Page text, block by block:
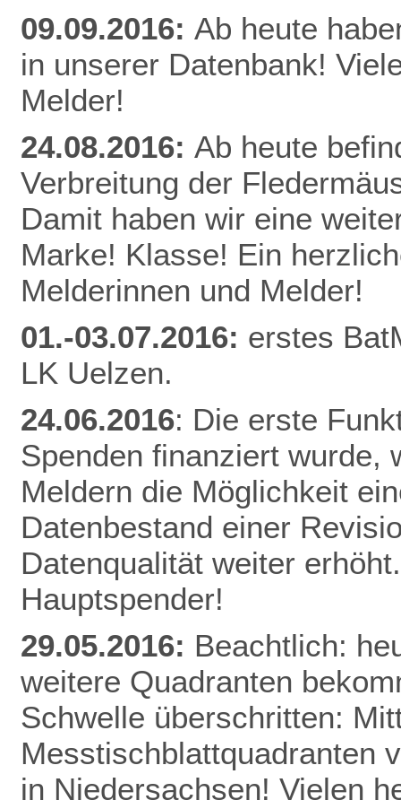
09.09.2016: Ab heute
in unserer Datenbank!
Melder!
24.08.2016: Ab heute
Verbreitung der
Damit haben wir eine
Marke! Klasse! Ein
Melderinnen und Melder!
01.-03.07.2016: erstes
LK Uelzen.
24.06.2016: Die erste
Spenden finanziert wurde,
Meldern die Möglichkeit
Datenbestand einer
Datenqualität weiter
Hauptspender!
29.05.2016: Beachtlich:
weitere Quadranten
Schwelle überschritten:
Messtischblattquadranten
in Niedersachsen! Vielen